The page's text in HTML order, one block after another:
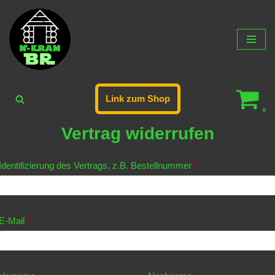
Zum
Inhalt
springen
Link zum Shop
0
Vertrag widerrufen
des Vertrags, z.B. Bestellnummer *
Mail *